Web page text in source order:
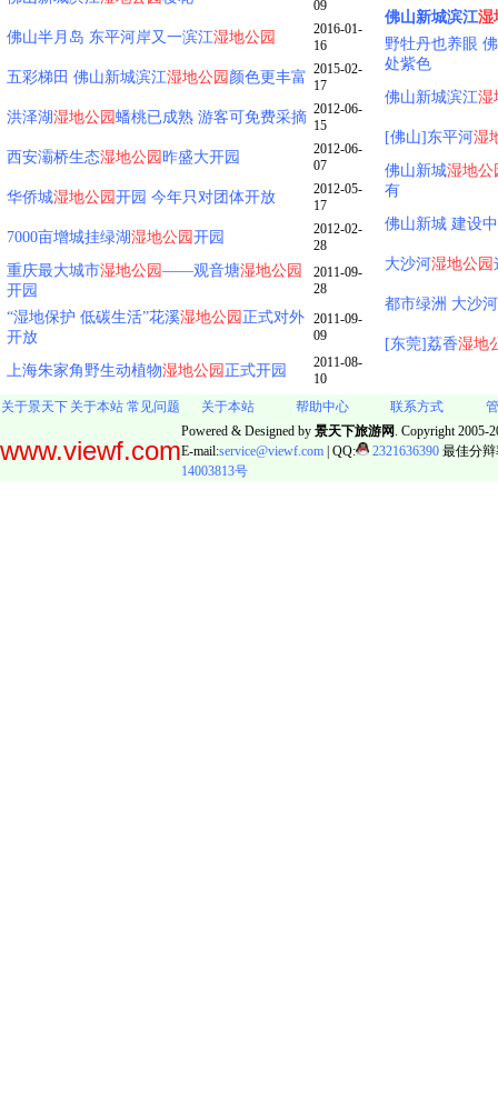
09
佛山半月岛 东平河岸又一滨江湿地公园
2016-01-
16
五彩梯田 佛山新城滨江湿地公园 颜色更丰富 2015-02-
17
洪泽湖湿地公园 蟠桃已成熟 游客可免费采摘 2012-06-
15
西安灞桥生态湿地公园 昨盛大开园
2012-06-
07
华侨城湿地公园 开园 今年只对团体开放
2012-05-
17
7000亩增城挂绿湖湿地公园 开园
2012-02-
28
重庆最大城市湿地公园 ——观音塘湿地公园
开园
2011-09-
28
“湿地保护 低碳生活”花溪湿地公园 正式对外
开放
2011-09-
09
上海朱家角野生动植物湿地公园 正式开园
2011-08-
10
佛山新城滨江湿
野牡丹也养眼
处紫色
佛山新城滨江湿
[佛山]东平河湿
佛山新城湿地公
有
佛山新城 建设
大沙河湿地公园
都市绿洲 大沙河
[东莞]荔香湿地
关于景天下 关于本站 常见问题 关于本站 帮助中心 联系方式
www.viewf.com
Powered & Designed by 景天下旅游网 . Copyright 2005-
E-mail:service@viewf.com | QQ: 2321636390 最佳分
14003813号